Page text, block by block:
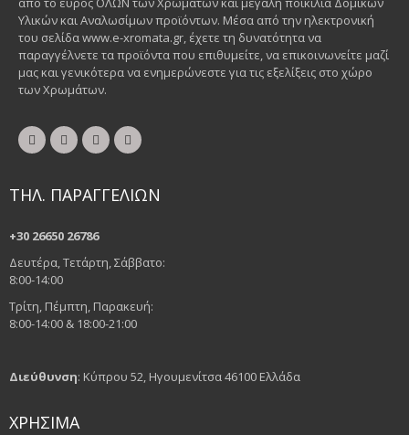
Υλικών και Αναλωσίμων προϊόντων. Μέσα από την ηλεκτρονική
του σελίδα www.e-xromata.gr, έχετε τη δυνατότητα να
παραγγέλνετε τα προϊόντα που επιθυμείτε, να επικοινωνείτε μαζί
μας και γενικότερα να ενημερώνεστε για τις εξελίξεις στο χώρο
των Χρωμάτων.
ΤΗΛ. ΠΑΡΑΓΓΕΛΙΩΝ
+30 26650 26786
Δευτέρα, Τετάρτη, Σάββατο:
8:00-14:00
Τρίτη, Πέμπτη, Παρακευή:
8:00-14:00 & 18:00-21:00
Διεύθυνση: Κύπρου 52, Ηγουμενίτσα 46100 Ελλάδα
ΧΡΗΣΙΜΑ